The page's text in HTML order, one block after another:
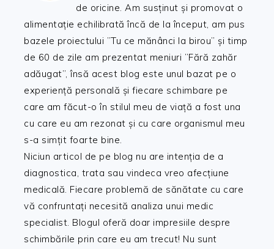
de oricine. Am susținut și promovat o
alimentație echilibrată încă de la început, am pus
bazele proiectului ”Tu ce mănânci la birou” și timp
de 60 de zile am prezentat meniuri ”Fără zahăr
adăugat”, însă acest blog este unul bazat pe o
experiență personală și fiecare schimbare pe
care am făcut-o în stilul meu de viață a fost una
cu care eu am rezonat și cu care organismul meu
s-a simțit foarte bine.
Niciun articol de pe blog nu are intenția de a
diagnostica, trata sau vindeca vreo afecțiune
medicală. Fiecare problemă de sănătate cu care
vă confruntați necesită analiza unui medic
specialist. Blogul oferă doar impresiile despre
schimbările prin care eu am trecut! Nu sunt